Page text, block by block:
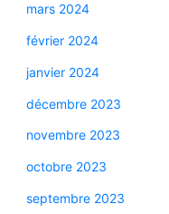
mars 2024
février 2024
janvier 2024
décembre 2023
novembre 2023
octobre 2023
septembre 2023